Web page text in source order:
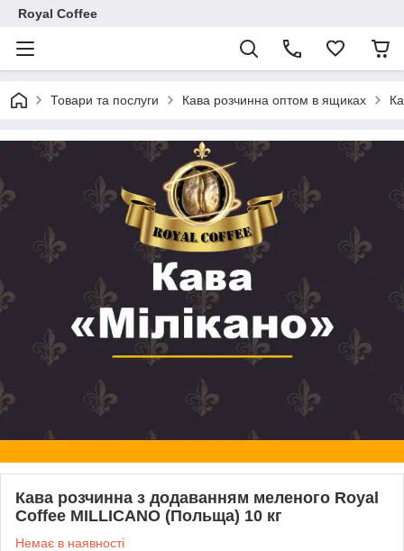
Royal Coffee
Товари та послуги Кава розчинна оптом в ящиках
Кава розчинна з додаванням меленого Royal
Coffee MILLICANO (Польща) 10 кг
Немає в наявності